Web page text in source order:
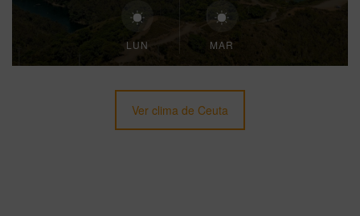
LUN MAR
Ver clima de Ceuta